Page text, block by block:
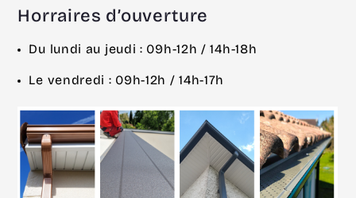
Horraires d’ouverture
Du lundi au jeudi : 09h-12h / 14h-18h
Le vendredi : 09h-12h / 14h-17h